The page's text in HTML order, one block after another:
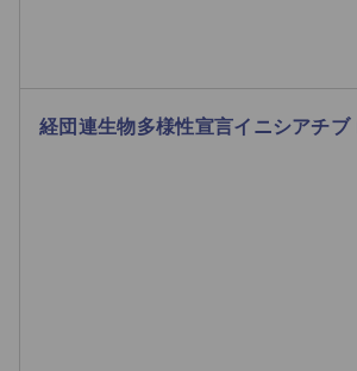
経団連生物多様性宣言イニシアチブ